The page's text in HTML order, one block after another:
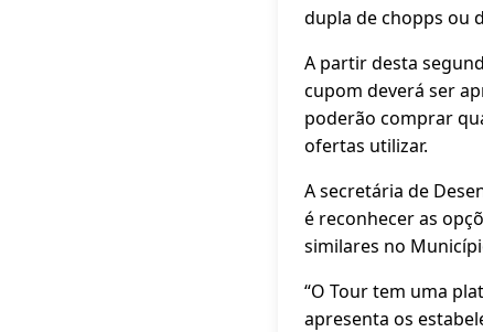
dupla de chopps ou
A partir desta
cupom deverá ser
poderão comprar
ofertas utilizar.
A secretária de
é reconhecer as
similares no
“O Tour tem uma
apresenta os